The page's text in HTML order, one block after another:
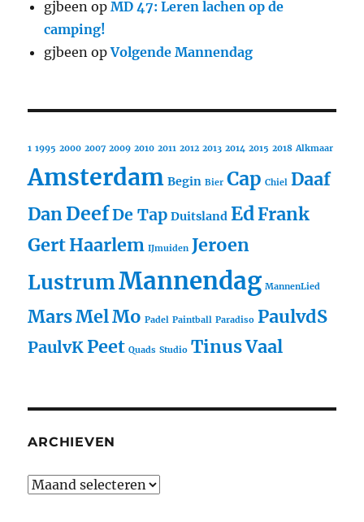
gjbeen opMD 47: Leren lachen op de
camping!
gjbeen opVolgende Mannendag
1 1995 2000 2007 2009 2010 2011 2012 2013 2014 2015 2018 Alkmaar
Amsterdam Begin Bier Cap Chiel Daaf
DanDeefDe Tap Duitsland EdFrank
GertHaarlem IJmuiden Jeroen
LustrumMannendag MannenLied
MarsMelMo Padel Paintball Paradiso PaulvdS
PaulvKPeet Quads Studio TinusVaal
ARCHIEVEN